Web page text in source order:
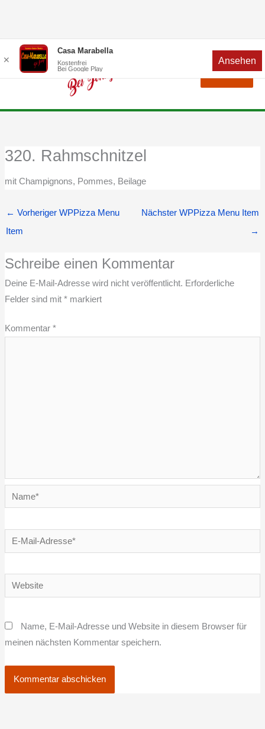
Inhalt
Menü
320. Rahmschnitzel
mit Champignons, Pommes, Beilage
← Vorheriger WPPizza Menu
Item
Nächster WPPizza Menu Item
→
Schreibe einen Kommentar
Deine E-Mail-Adresse wird nicht veröffentlicht. Erforderliche
Felder sind mit *markiert
Kommentar *
Name*
E-
Mail-
Website
Name, E-Mail-Adresse und Website in diesem Browser für
meinen nächsten Kommentar speichern.
✕
Casa Marabella
Kostenfrei
Bei Google Play
Ansehen